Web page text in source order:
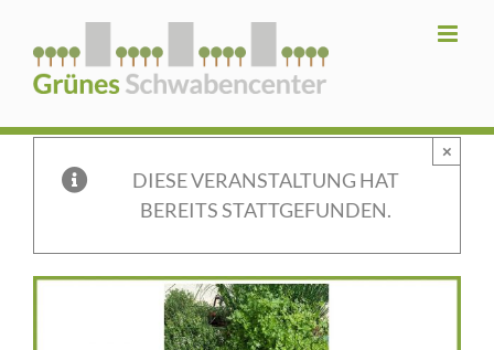
Inhalt
springen
DIESE VERANSTALTUNG HAT
BEREITS STATTGEFUNDEN.
×